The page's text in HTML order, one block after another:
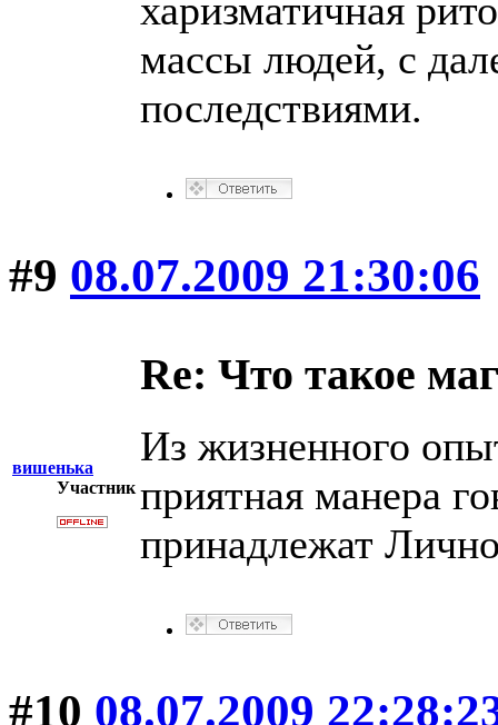
харизматичная
массы людей, с
последствиями.
#9 08.07.2009 21:30:06
вишенька
Участник
Re: Что такое
Из жизненного
приятная манера
принадлежат
#10 08.07.2009